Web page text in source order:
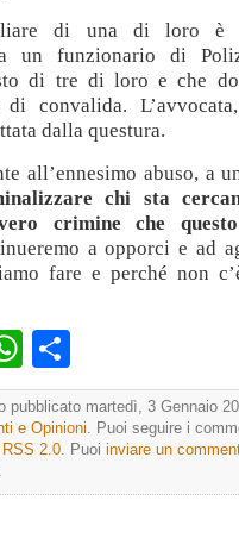
di una di loro è
un funzionario di
di tre di loro e che
di convalida.
dalla questura.
all’ennesimo abuso, a
chi sta
crimine che
a opporci e ad
fare e perché non
WhatsApp
pubblicato martedì, 3 Gennaio
e Opinioni. Puoi seguire i
RSS 2.0. Puoi inviare un